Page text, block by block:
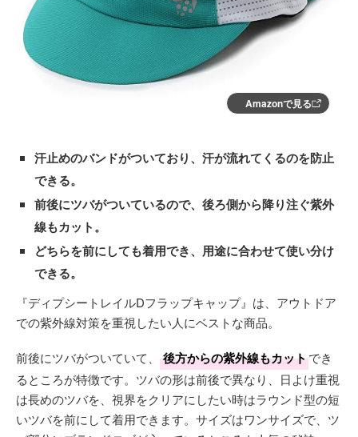
Amazonで見る
汗止めのバンドがついており、汗が流れてくるのを防止
できる。
前後にツバがついているので、後ろ側から降り注ぐ紫外
線もカット。
どちらを前にしても着用でき、用途に合わせて使い分け
できる。
『ディプシートレイルDフラップキャップ』は、アウトドア
での紫外線対策を重視したい人にベストな商品。
前後にツバがついていて、 後方からの紫外線もカットでき
るところが特徴です。ツバの形は前後で異なり、日よけ重視
は長めのツバを、視界をクリアにしたい時はラウンド型の短
いツバを前にして着用できます。サイズはワンサイズで、ツ